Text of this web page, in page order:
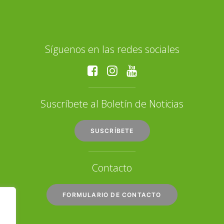
Síguenos en las redes sociales
Suscríbete al Boletín de Noticias
SUSCRÍBETE
Contacto
FORMULARIO DE CONTACTO